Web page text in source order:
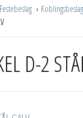
Festebeslag Koblingsbeslag
D-2